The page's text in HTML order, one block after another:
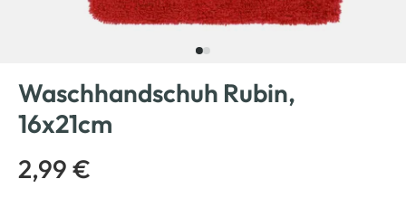
Waschhandschuh Rubin,
16x21cm
2,99 €